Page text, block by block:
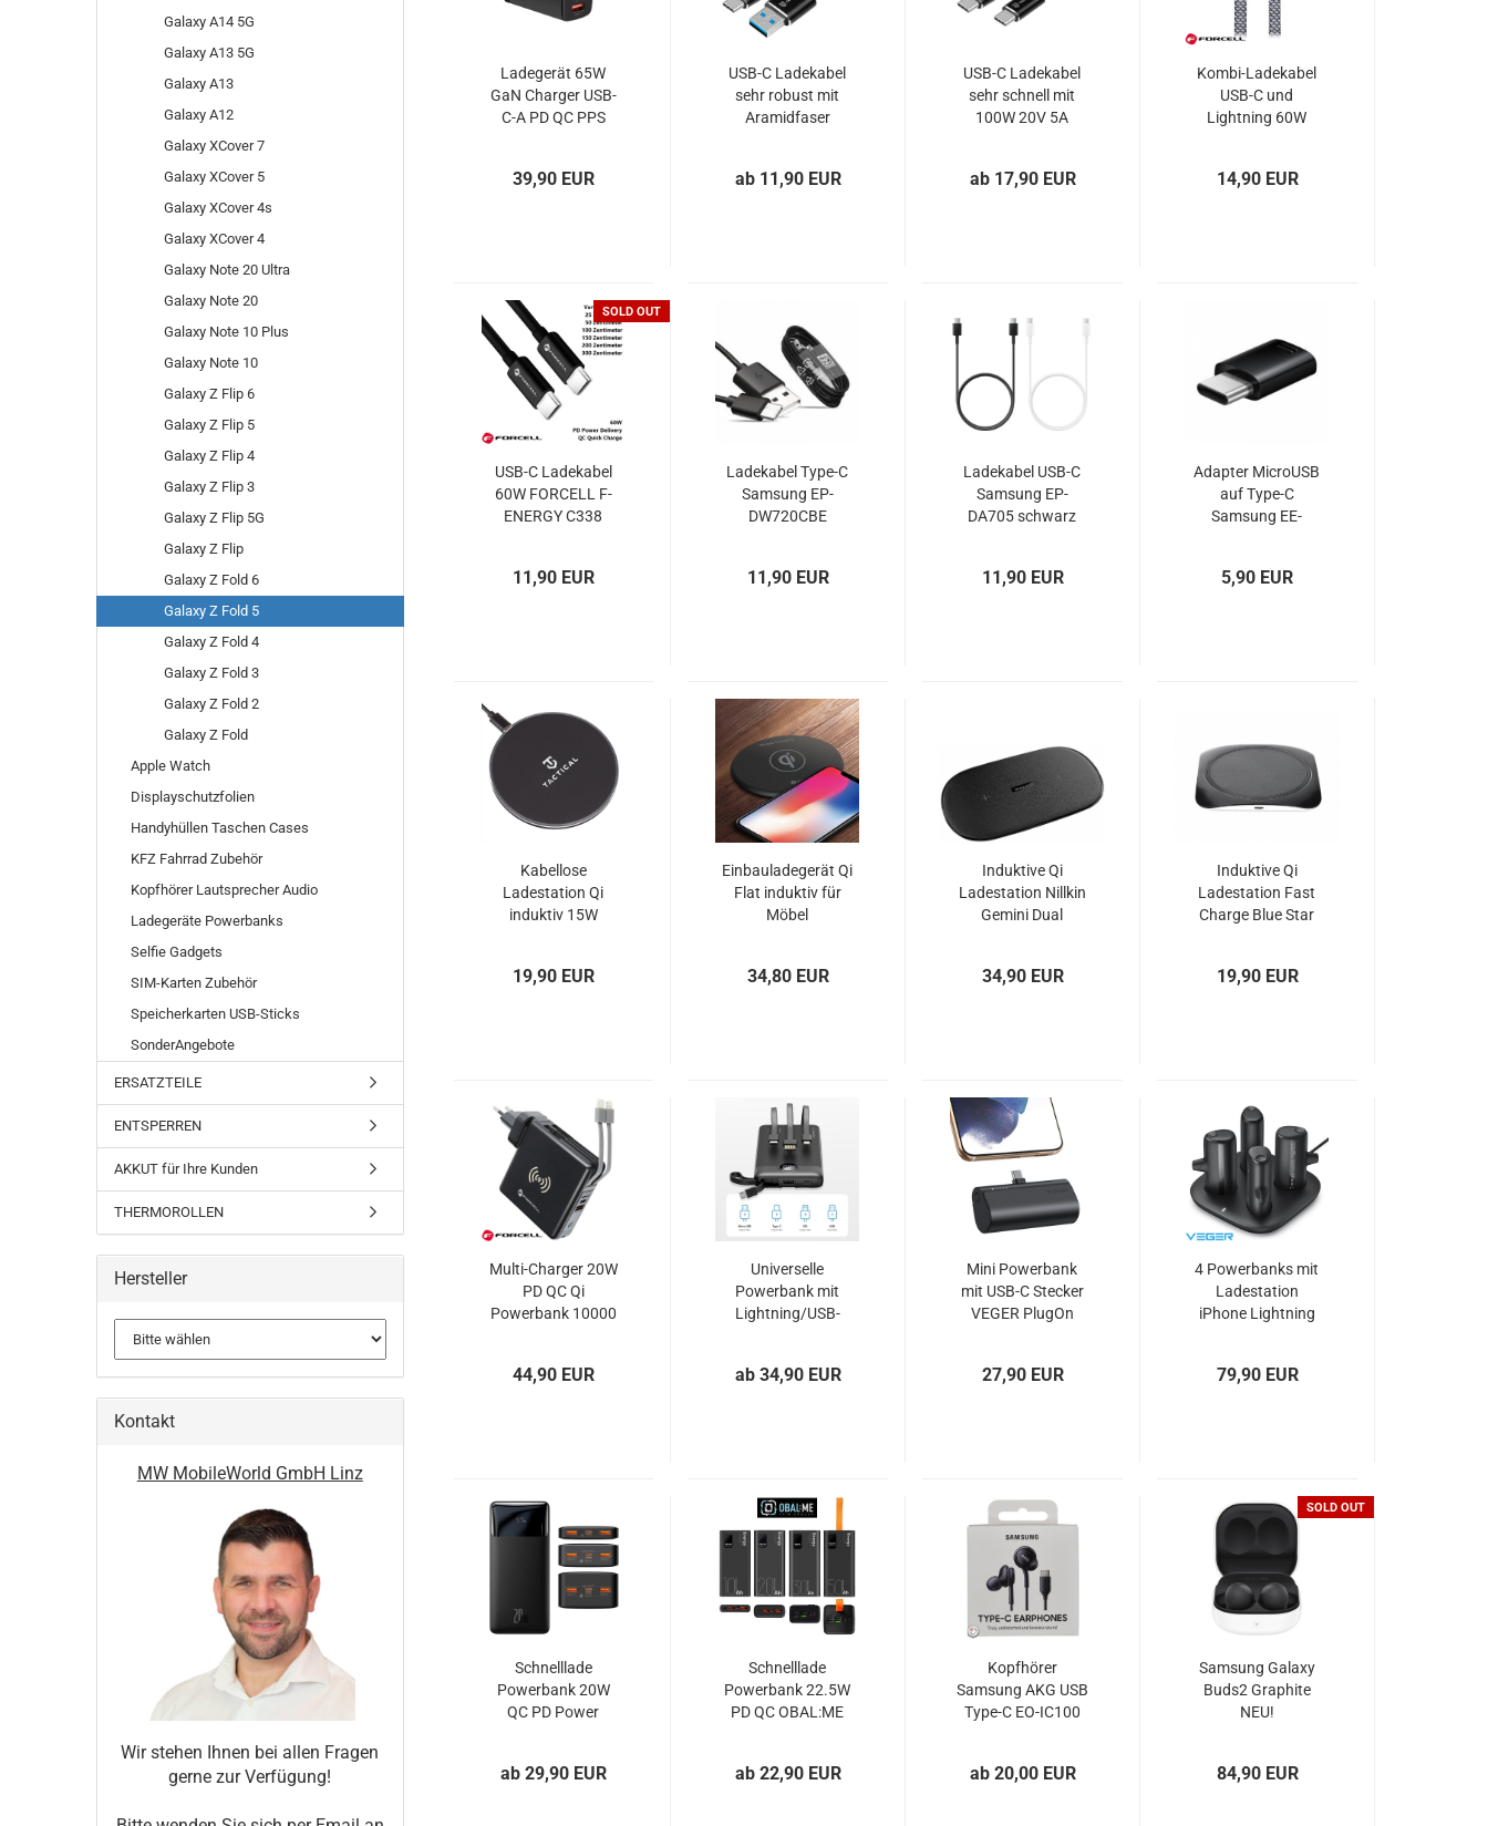
Ladegerät 65W
GaN Charger USB-
C-A PD QC PPS
39,90 EUR
USB-C Ladekabel
sehr robust mit
Aramidfaser
ab 11,90 EUR
USB-C Ladekabel
sehr schnell mit
100W 20V 5A
Tactical Fast Rope
ab 17,90 EUR
Kombi-Ladekabel
USB-C und
Lightning 60W
chrome
14,90 EUR
SOLD OUT
USB-C Ladekabel
60W FORCELL F-
ENERGY C338
11,90 EUR
Ladekabel Type-C
Samsung EP-
DW720CBE
11,90 EUR
Ladekabel USB-C
Samsung EP-
DA705 schwarz
11,90 EUR
Adapter MicroUSB
auf Type-C
Samsung EE-
5,90 EUR
Kabellose
Ladestation Qi
induktiv 15W
19,90 EUR
Einbauladegerät Qi
Flat induktiv für
Möbel
34,80 EUR
Induktive Qi
Ladestation Nillkin
Gemini Dual
34,90 EUR
Induktive Qi
Ladestation Fast
Charge Blue Star
19,90 EUR
Multi-Charger 20W
PD QC Qi
Powerbank 10000
44,90 EUR
Universelle
Powerbank mit
Lightning/USB-
schwarz
ab 34,90 EUR
Mini Powerbank
mit USB-C Stecker
VEGER PlugOn
27,90 EUR
4 Powerbanks mit
Ladestation
iPhone Lightning
79,90 EUR
Schnelllade
Powerbank 20W
QC PD Power
ab 29,90 EUR
Schnelllade
Powerbank 22.5W
PD QC OBAL:ME
ab 22,90 EUR
Kopfhörer
Samsung AKG USB
Type-C EO-IC100
ab 20,00 EUR
SOLD OUT
Samsung Galaxy
Buds2 Graphite
NEU!
84,90 EUR
Galaxy A14 5G
Galaxy A13 5G
Galaxy A13
Galaxy A12
Galaxy XCover 7
Galaxy XCover 5
Galaxy XCover 4s
Galaxy XCover 4
Galaxy Note 20 Ultra
Galaxy Note 20
Galaxy Note 10 Plus
Galaxy Note 10
Galaxy Z Flip 6
Galaxy Z Flip 5
Galaxy Z Flip 4
Galaxy Z Flip 3
Galaxy Z Flip 5G
Galaxy Z Flip
Galaxy Z Fold 6
Galaxy Z Fold 5
Galaxy Z Fold 4
Galaxy Z Fold 3
Galaxy Z Fold 2
Galaxy Z Fold
Apple Watch
Displayschutzfolien
Handyhüllen Taschen Cases
KFZ Fahrrad Zubehör
Kopfhörer Lautsprecher Audio
Ladegeräte Powerbanks
Selfie Gadgets
SIM-Karten Zubehör
Speicherkarten USB-Sticks
SonderAngebote
ERSATZTEILE
ENTSPERREN
AKKUT für Ihre Kunden
THERMOROLLEN
Hersteller
Kontakt
MW MobileWorld GmbH Linz
Wir stehen Ihnen bei allen Fragen
gerne zur Verfügung!